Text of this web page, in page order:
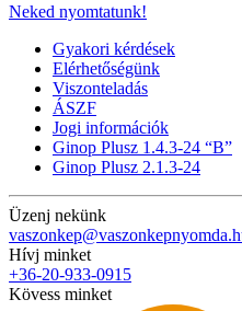
Neked nyomtatunk!
Gyakori kérdések
Elérhetőségünk
Viszonteladás
ÁSZF
Jogi információk
Ginop Plusz 1.4.3-24 “B”
Ginop Plusz 2.1.3-24
Üzenj nekünk
Hívj minket
+36-20-933-0915
Kövess minket